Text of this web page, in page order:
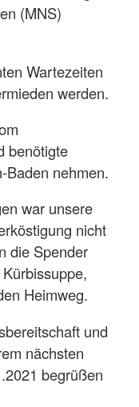
(MNS)
Wartezeiten
werden.
benötigte
Baden nehmen.
war unsere
nicht
die Spender
Heimweg.
und
nächsten
begrüßen